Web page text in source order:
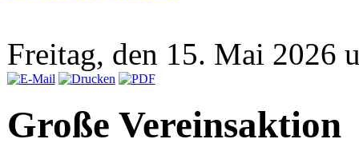
Freitag, den 15. Mai 2026
Große Vereinsaktion